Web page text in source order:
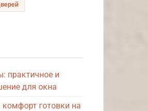
практичное и
для окна
комфорт готовки на